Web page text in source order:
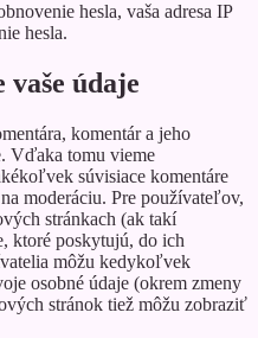
hesla, vaša adresa IP
hesla.
vaše údaje
komentár a jeho
Vďaka tomu vieme
súvisiace komentáre
moderáciu. Pre používateľov,
stránkach (ak takí
ktoré poskytujú, do ich
môžu kedykoľvek
osobné údaje (okrem zmeny
stránok tiež môžu zobraziť